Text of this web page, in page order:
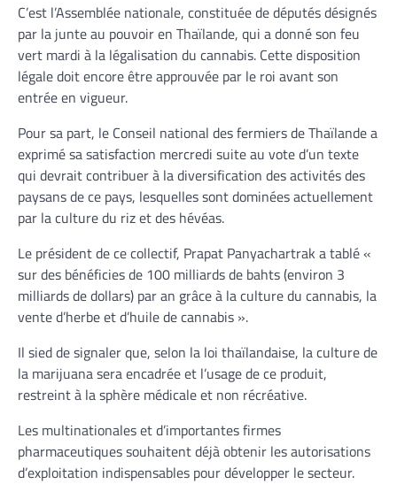
C’est l’Assemblée nationale, constituée de députés désignés
par la junte au pouvoir en Thaïlande, qui a donné son feu
vert mardi à la légalisation du cannabis. Cette disposition
légale doit encore être approuvée par le roi avant son
entrée en vigueur.
Pour sa part, le Conseil national des fermiers de Thaïlande a
exprimé sa satisfaction mercredi suite au vote d’un texte
qui devrait contribuer à la diversification des activités des
paysans de ce pays, lesquelles sont dominées actuellement
par la culture du riz et des hévéas.
Le président de ce collectif, Prapat Panyachartrak a tablé «
sur des bénéficies de 100 milliards de bahts (environ 3
milliards de dollars) par an grâce à la culture du cannabis, la
vente d’herbe et d’huile de cannabis ».
Il sied de signaler que, selon la loi thaïlandaise, la culture de
la marijuana sera encadrée et l’usage de ce produit,
restreint à la sphère médicale et non récréative.
Les multinationales et d’importantes firmes
pharmaceutiques souhaitent déjà obtenir les autorisations
d’exploitation indispensables pour développer le secteur.